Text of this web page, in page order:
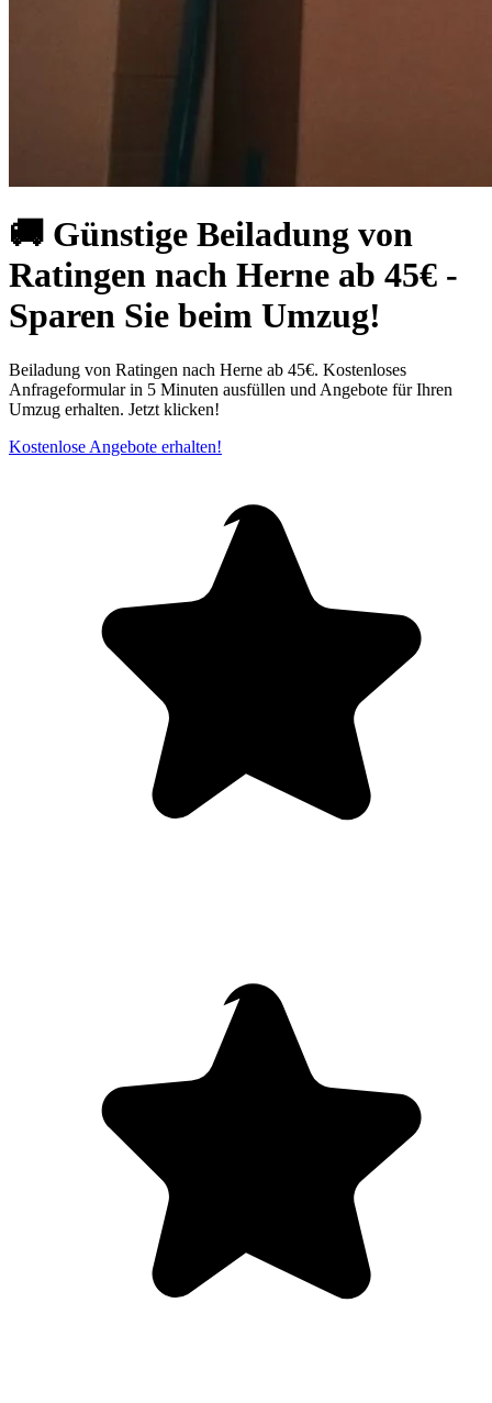
🚚 Günstige Beiladung von
Ratingen nach Herne ab 45€ -
Sparen Sie beim Umzug!
Beiladung von Ratingen nach Herne ab 45€. Kostenloses
Anfrageformular in 5 Minuten ausfüllen und Angebote für Ihren
Umzug erhalten. Jetzt klicken!
Kostenlose Angebote erhalten!